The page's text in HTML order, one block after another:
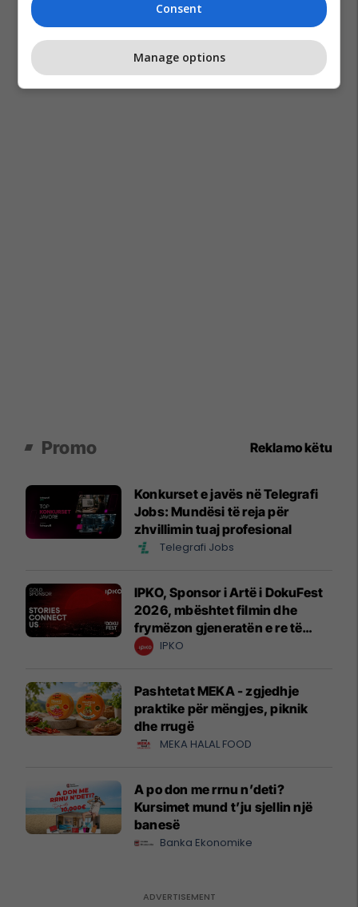
Promo Reklamo këtu
Konkurset e javës në Telegrafi
Jobs: Mundësi të reja për
zhvillimin tuaj profesional
Telegrafi Jobs
IPKO, Sponsor i Artë i DokuFest
2026, mbështet filmin dhe
frymëzon gjeneratën e re të
krijuesve
IPKO
Pashtetat MEKA - zgjedhje
praktike për mëngjes, piknik
dhe rrugë
MEKA HALAL FOOD
A po don me rrnu n’deti?
Kursimet mund t’ju sjellin një
banesë
Banka Ekonomike
Consent
Manage options